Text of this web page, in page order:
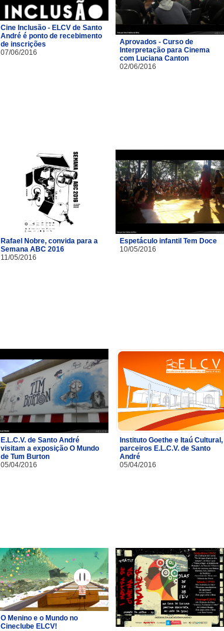
Cine Inclusão - ELCV de Santo
André é ponto de recebimento
de inscrições
07/06/2016
Aprovados - Curso de
Interpretação para Cinema
com Luciana Canton
02/06/2016
Rafael Nobre, convida para a
Semana ABC 2016
11/05/2016
Espetáculo infantil Tem Doce
10/05/2016
E.L.C.V. de Santo André
visitam a exposição O Mundo
de Tum Burton
05/04/2016
Instituto Goethe e Itaú Cultural,
parceiros E.L.C.V. de Santo
André
05/04/2016
O Menino e o Mundo no
Cineclube ELCV!